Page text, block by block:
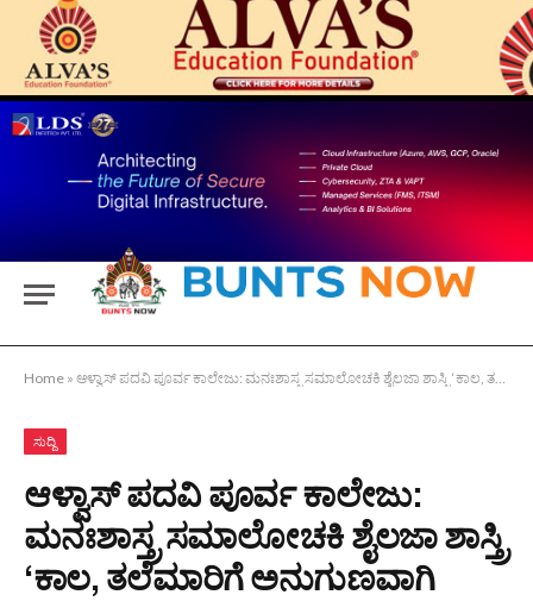
Home » ಆಳ್ವಾಸ್ ಪದವಿ ಪೂರ್ವ ಕಾಲೇಜು: ಮನಃಶಾಸ್ತ್ರ ಸಮಾಲೋಚಕಿ ಶೈಲಜಾ ಶಾಸ್ತ್ರಿ ‘ಕಾಲ, ತಲೆಮಾರಿಗೆ ಅನುಗುಣವಾಗಿ ಅರ್ಥೈಸಿ’
ಸುದ್ದಿ
ಆಳ್ವಾಸ್ ಪದವಿ ಪೂರ್ವ ಕಾಲೇಜು:
ಮನಃಶಾಸ್ತ್ರ ಸಮಾಲೋಚಕಿ ಶೈಲಜಾ ಶಾಸ್ತ್ರಿ
‘ಕಾಲ, ತಲೆಮಾರಿಗೆ ಅನುಗುಣವಾಗಿ